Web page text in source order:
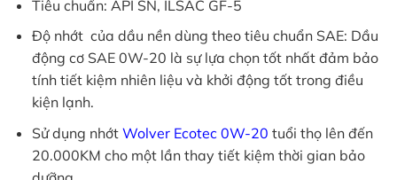
Tiêu chuẩn: API SN, ILSAC GF-5
Độ nhớt của dầu nền dùng theo tiêu chuẩn SAE: Dầu
động cơ SAE 0W-20 là sự lựa chọn tốt nhất đảm bảo
tính tiết kiệm nhiên liệu và khởi động tốt trong điều
kiện lạnh.
Sử dụng nhớt Wolver Ecotec 0W-20 tuổi thọ lên đến
20.000KM cho một lần thay tiết kiệm thời gian bảo